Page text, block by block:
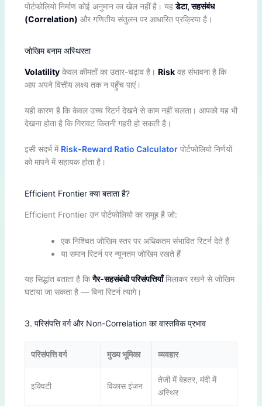
पोर्टफोलियो निर्माण कोई अनुमान का खेल नहीं है। यहडेटा, सहसंबंध
(Correlation) और गणितीय संतुलन पर आधारित प्रक्रिया है।
जोखिम बनाम अस्थिरता
Volatilityकेवल कीमतों का उतार-चढ़ाव है। Riskवह संभावना है कि
आप अपने वित्तीय लक्ष्य तक न पहुँच पाएं।
यही कारण है कि केवल उच्च रिटर्न देखने से काम नहीं चलता। आपको यह भी
देखना होता है कि गिरावट कितनी गहरी हो सकती है।
इसी संदर्भ में Risk-Reward Ratio Calculatorपोर्टफोलियो निर्णयों
को मापने में सहायक होता है।
Efficient Frontier क्या बताता है?
Efficient Frontier उन पोर्टफोलियो का समूह है जो:
एक निश्चित जोखिम स्तर पर अधिकतम संभावित रिटर्न देते हैं
या समान रिटर्न पर न्यूनतम जोखिम रखते हैं
यह सिद्धांत बताता है किगैर-सहसंबंधी परिसंपत्तियाँमिलाकर रखने से जोखिम
घटाया जा सकता है — बिना रिटर्न त्यागे।
3. परिसंपत्ति वर्ग और Non-Correlation का वास्तविक प्रभाव
परिसंपत्ति वर्ग मुख्य भूमिका व्यवहार
इक्विटी विकास इंजन
तेजी में बेहतर, मंदी में
अस्थिर